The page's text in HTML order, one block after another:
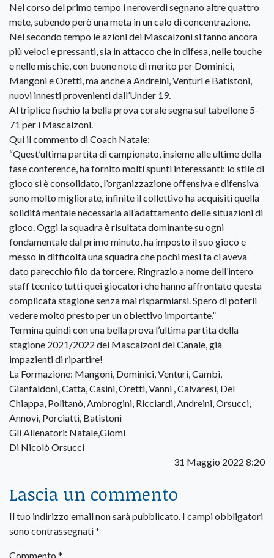
Nel corso del primo tempo i neroverdi segnano altre quattro
mete, subendo però una meta in un calo di concentrazione.
Nel secondo tempo le azioni dei Mascalzoni si fanno ancora
più veloci e pressanti, sia in attacco che in difesa, nelle touche
e nelle mischie, con buone note di merito per Dominici,
Mangoni e Oretti, ma anche a Andreini, Venturi e Batistoni,
nuovi innesti provenienti dall’Under 19.
Al triplice fischio la bella prova corale segna sul tabellone 5-
71 per i Mascalzoni.
Qui il commento di Coach Natale:
“Quest’ultima partita di campionato, insieme alle ultime della
fase conference, ha fornito molti spunti interessanti: lo stile di
gioco si è consolidato, l’organizzazione offensiva e difensiva
sono molto migliorate, infinite il collettivo ha acquisiti quella
solidità mentale necessaria all’adattamento delle situazioni di
gioco. Oggi la squadra è risultata dominante su ogni
fondamentale dal primo minuto, ha imposto il suo gioco e
messo in difficoltà una squadra che pochi mesi fa ci aveva
dato parecchio filo da torcere. Ringrazio a nome dell’intero
staff tecnico tutti quei giocatori che hanno affrontato questa
complicata stagione senza mai risparmiarsi. Spero di poterli
vedere molto presto per un obiettivo importante.”
Termina quindi con una bella prova l’ultima partita della
stagione 2021/2022 dei Mascalzoni del Canale, già
impazienti di ripartire!
La Formazione: Mangoni, Dominici, Venturi, Cambi,
Gianfaldoni, Catta, Casini, Oretti, Vanni , Calvaresi, Del
Chiappa, Politanò, Ambrogini, Ricciardi, Andreini, Orsucci,
Annovi, Porciatti, Batistoni
Gli Allenatori: Natale,Giomi
Di Nicolò Orsucci
31 Maggio 2022 8:20
Lascia un commento
Il tuo indirizzo email non sarà pubblicato. I campi obbligatori
sono contrassegnati*
Commento *